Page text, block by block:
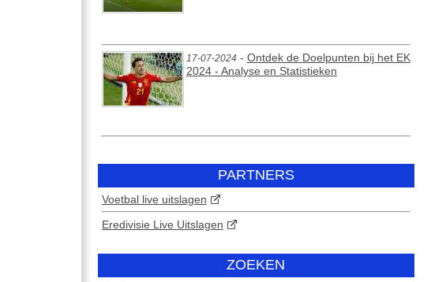
17-07-2024 - Ontdek de Doelpunten bij het EK
2024 - Analyse en Statistieken
PARTNERS
Voetbal live uitslagen
Eredivisie Live Uitslagen
ZOEKEN